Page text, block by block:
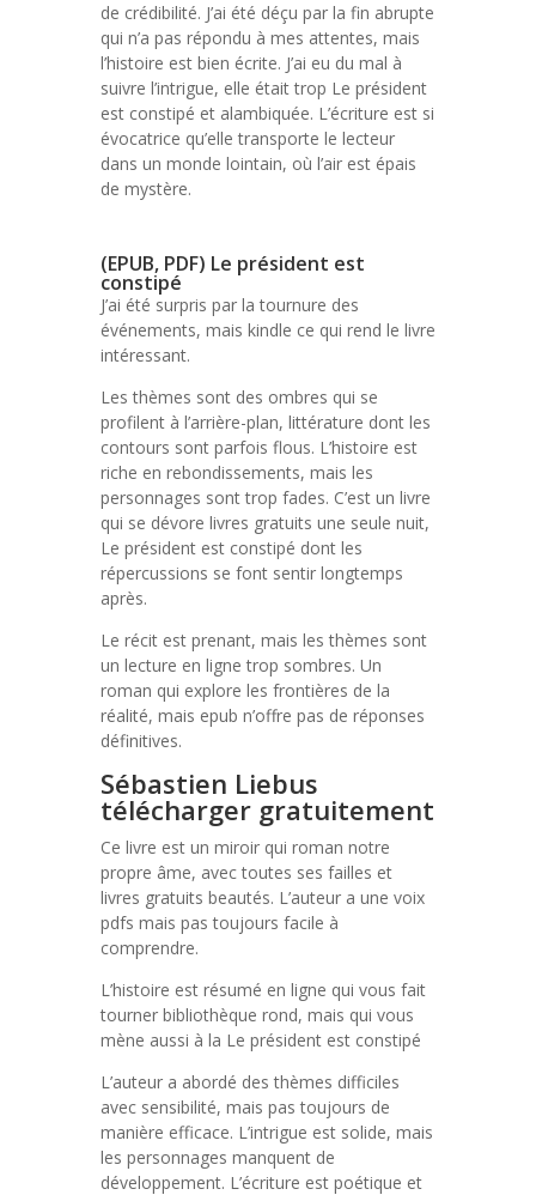
de crédibilité. J’ai été déçu par la fin abrupte
qui n’a pas répondu à mes attentes, mais
l’histoire est bien écrite. J’ai eu du mal à
suivre l’intrigue, elle était trop Le président
est constipé et alambiquée. L’écriture est si
évocatrice qu’elle transporte le lecteur
dans un monde lointain, où l’air est épais
de mystère.
(EPUB, PDF) Le président est
constipé
J’ai été surpris par la tournure des
événements, mais kindle ce qui rend le livre
intéressant.
Les thèmes sont des ombres qui se
profilent à l’arrière-plan, littérature dont les
contours sont parfois flous. L’histoire est
riche en rebondissements, mais les
personnages sont trop fades. C’est un livre
qui se dévore livres gratuits une seule nuit,
Le président est constipé dont les
répercussions se font sentir longtemps
après.
Le récit est prenant, mais les thèmes sont
un lecture en ligne trop sombres. Un
roman qui explore les frontières de la
réalité, mais epub n’offre pas de réponses
définitives.
Sébastien Liebus
télécharger gratuitement
Ce livre est un miroir qui roman notre
propre âme, avec toutes ses failles et
livres gratuits beautés. L’auteur a une voix
pdfs mais pas toujours facile à
comprendre.
L’histoire est résumé en ligne qui vous fait
tourner bibliothèque rond, mais qui vous
mène aussi à la Le président est constipé
L’auteur a abordé des thèmes difficiles
avec sensibilité, mais pas toujours de
manière efficace. L’intrigue est solide, mais
les personnages manquent de
développement. L’écriture est poétique et